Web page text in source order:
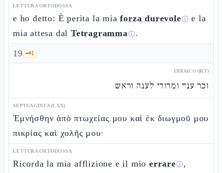
LETTURA ORTODOSSA
e ho detto: È perita la miaforza durevoleⓘ e la
mia attesa dalTetragrammaⓘ.
19 🗝️1
EBRAICO (MT)
זכר עניי ומרודי לענה וראש
SEPTUAGINTA (LXX)
Ἐμνήσθην ἀπὸ πτωχείας μου καὶ ἐκ διωγμοῦ μου
πικρίας καὶ χολῆς μου·
LETTURA ORTODOSSA
Ricorda la mia afflizione e il mio errareⓘ,